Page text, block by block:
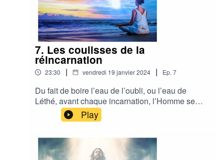
7. Les coulisses de la
réincarnation
23:30 | vendredi 19 janvier 2024 | Ep. 7
Du fait de boire l’eau de l’oubli, ou l’eau de
Léthé, avant chaque incarnation, l’Homme se
retrouve à chaque fois devant des énigmes
existentielles qui peuvent lui donner l’impression
vie incarnée sera unique, et pourtant…Piotr
Phénix se propose de répondre à des questions
Play